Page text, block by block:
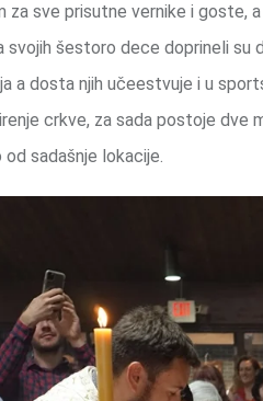
sve prisutne vernike i goste,
šestoro dece doprineli su
a dosta njih učeestvuje i u
crkve, za sada postoje dve
sadašnje lokacije.